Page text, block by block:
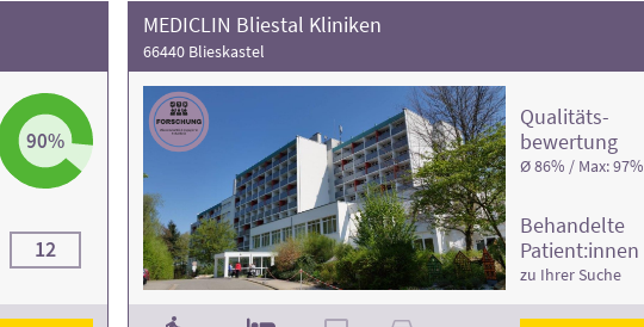
90%
12
MEDICLIN Bliestal Kliniken
66440 Blieskastel
Qualitäts­
bewertung
Ø 86% / Max: 97%
Behandelte
Patient:innen
zu Ihrer Suche